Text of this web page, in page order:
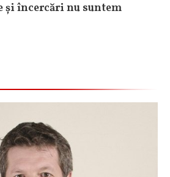
și încercări nu suntem